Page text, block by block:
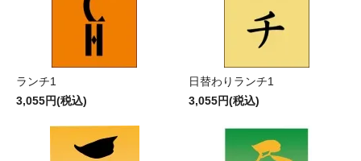
ランチ1
3,055円(税込)
日替わりランチ1
3,055円(税込)